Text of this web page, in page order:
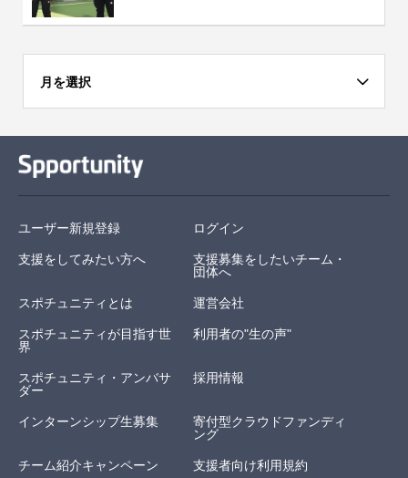
月を選択
ユーザー新規登録 ログイン
支援をしてみたい方へ
支援募集をしたいチーム・
団体へ
スポチュニティとは 運営会社
スポチュニティが目指す世
界
利用者の"生の声"
スポチュニティ・アンバサ
ダー
採用情報
インターンシップ生募集
寄付型クラウドファンディ
ング
チーム紹介キャンペーン 支援者向け利用規約